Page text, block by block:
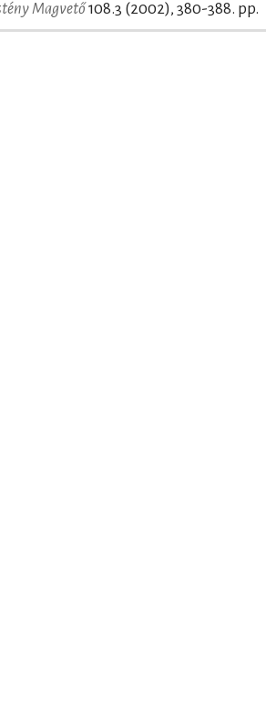
Magvető108.3 (2002), 380-388. pp.